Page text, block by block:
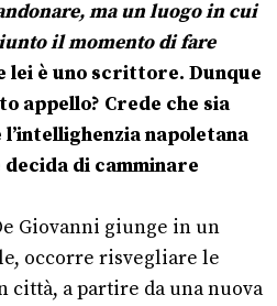
ma un luogo in cui
il momento di fare
lei è uno scrittore. Dunque
appello? Crede che sia
napoletana
di camminare
Giovanni giunge in un
occorre risvegliare le
città, a partire da una nuova